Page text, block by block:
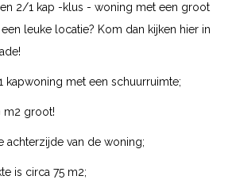
2/1 kap -klus - woning met een groot
leuke locatie? Kom dan kijken hier in
kapwoning met een schuurruimte;
m2 groot!
achterzijde van de woning;
is circa 75 m2;